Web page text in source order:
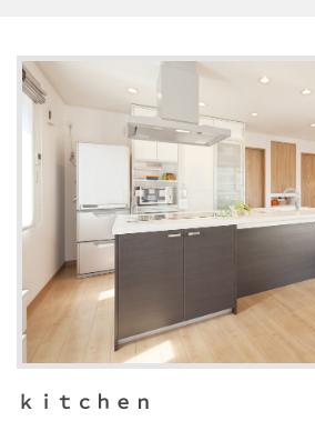
ｋｉｔｃｈｅｎ